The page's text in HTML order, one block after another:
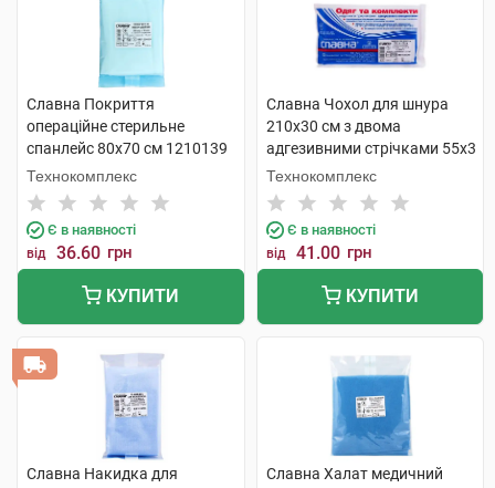
Славна Покриття
операційне стерильне
спанлейс 80х70 см 1210139
1 шт
Технокомплекс
Є в наявності
від 36.60 грн
КУПИТИ
Славна Чохол для шнура
210х30 см з двома
адгезивними стрічками 55х3
см 1211293 1 шт
Технокомплекс
Є в наявності
від 41.00 грн
КУПИТИ
Славна Накидка для
Славна Халат медичний